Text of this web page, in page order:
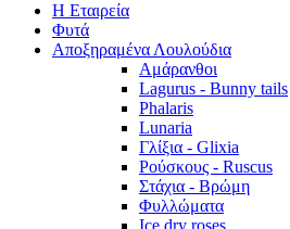
Η Εταιρεία
Φυτά
Αποξηραμένα Λουλούδια
Αμάρανθοι
Lagurus - Bunny tails
Phalaris
Lunaria
Γλίξια - Glixia
Ρούσκους - Ruscus
Στάχια - Βρώμη
Φυλλώματα